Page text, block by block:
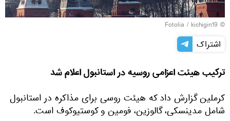
©
Fotolia / kichigin19
اشتراک
ترکیب هیئت اعزامی روسیه در استانبول اعلام شد
کرملین گزارش داد که هیئت روسی برای مذاکره در استانبول
شامل مدینسکی، گالوزین، فومین و کوستیوکوف است.